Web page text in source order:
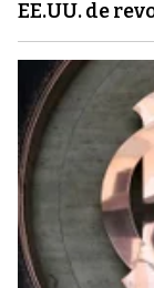
EE.UU. de